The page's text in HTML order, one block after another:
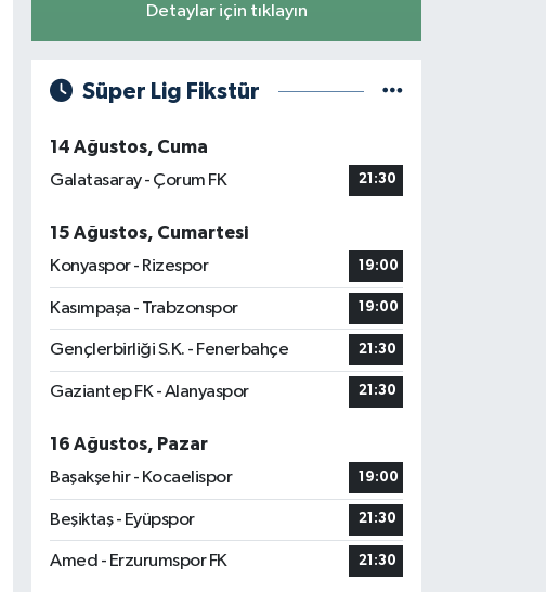
Detaylar için tıklayın
Süper Lig Fikstür
14 Ağustos, Cuma
Galatasaray - Çorum FK
21:30
15 Ağustos, Cumartesi
Konyaspor - Rizespor
19:00
Kasımpaşa - Trabzonspor 19:00
Gençlerbirliği S.K. - Fenerbahçe 21:30
Gaziantep FK - Alanyaspor 21:30
16 Ağustos, Pazar
Başakşehir - Kocaelispor
19:00
Beşiktaş - Eyüpspor 21:30
Amed - Erzurumspor FK 21:30